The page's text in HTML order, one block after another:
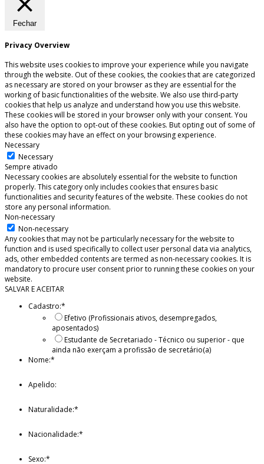
Fechar
Privacy Overview
This website uses cookies to improve your experience while you navigate
through the website. Out of these cookies, the cookies that are categorized
as necessary are stored on your browser as they are essential for the
working of basic functionalities of the website. We also use third-party
cookies that help us analyze and understand how you use this website.
These cookies will be stored in your browser only with your consent. You
also have the option to opt-out of these cookies. But opting out of some of
these cookies may have an effect on your browsing experience.
Necessary
Necessary
Sempre ativado
Necessary cookies are absolutely essential for the website to function
properly. This category only includes cookies that ensures basic
functionalities and security features of the website. These cookies do not
store any personal information.
Non-necessary
Non-necessary
Any cookies that may not be particularly necessary for the website to
function and is used specifically to collect user personal data via analytics,
ads, other embedded contents are termed as non-necessary cookies. It is
mandatory to procure user consent prior to running these cookies on your
website.
SALVAR E ACEITAR
Cadastro:*
Efetivo (Profissionais ativos, desempregados,
aposentados)
Estudante de Secretariado - Técnico ou superior - que
ainda não exerçam a profissão de secretário(a)
Nome:*
Apelido:
Naturalidade:*
Nacionalidade:*
Sexo:*